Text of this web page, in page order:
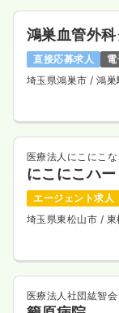
鴻巣血管外
直接応募求人
埼玉県鴻巣市/ 鴻巣
医療法人にこにこ
にこにこハ
エージェント求人
埼玉県東松山市 / 東
医療法人社団紘智会